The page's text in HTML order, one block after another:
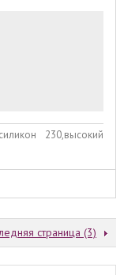
230,высокий
страница (3)